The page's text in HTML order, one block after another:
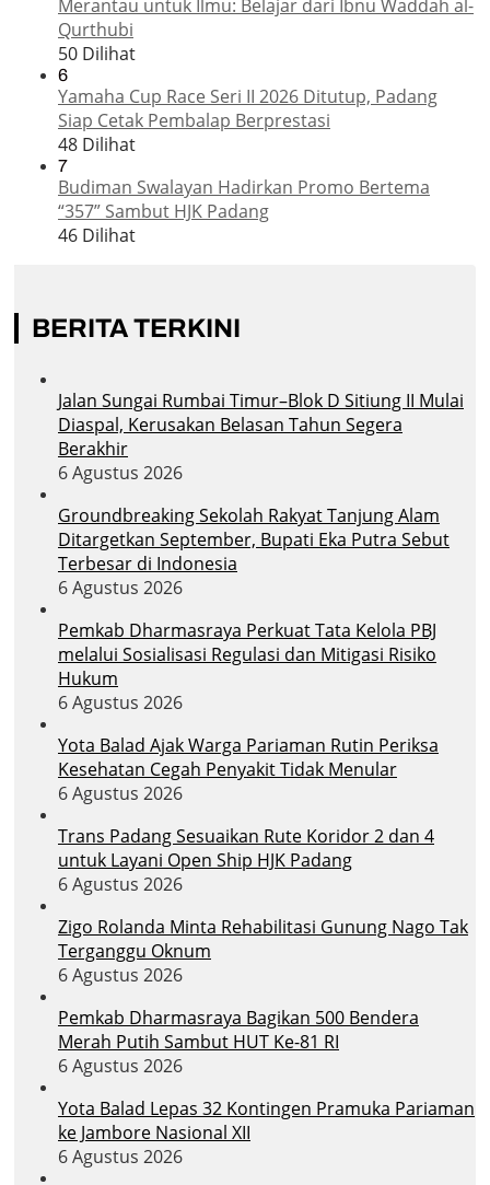
Merantau untuk Ilmu: Belajar dari Ibnu Waddah al-
Qurthubi
50 Dilihat
6
Yamaha Cup Race Seri II 2026 Ditutup, Padang
Siap Cetak Pembalap Berprestasi
48 Dilihat
7
Budiman Swalayan Hadirkan Promo Bertema
“357” Sambut HJK Padang
46 Dilihat
BERITA TERKINI
Jalan Sungai Rumbai Timur–Blok D Sitiung II Mulai
Diaspal, Kerusakan Belasan Tahun Segera
Berakhir
6 Agustus 2026
Groundbreaking Sekolah Rakyat Tanjung Alam
Ditargetkan September, Bupati Eka Putra Sebut
Terbesar di Indonesia
6 Agustus 2026
Pemkab Dharmasraya Perkuat Tata Kelola PBJ
melalui Sosialisasi Regulasi dan Mitigasi Risiko
Hukum
6 Agustus 2026
Yota Balad Ajak Warga Pariaman Rutin Periksa
Kesehatan Cegah Penyakit Tidak Menular
6 Agustus 2026
Trans Padang Sesuaikan Rute Koridor 2 dan 4
untuk Layani Open Ship HJK Padang
6 Agustus 2026
Zigo Rolanda Minta Rehabilitasi Gunung Nago Tak
Terganggu Oknum
6 Agustus 2026
Pemkab Dharmasraya Bagikan 500 Bendera
Merah Putih Sambut HUT Ke-81 RI
6 Agustus 2026
Yota Balad Lepas 32 Kontingen Pramuka Pariaman
ke Jambore Nasional XII
6 Agustus 2026